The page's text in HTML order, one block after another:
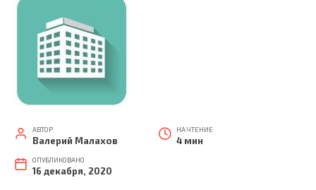
АВТОР
Валерий Малахов
НА ЧТЕНИЕ
4 мин
ОПУБЛИКОВАНО
16 декабря, 2020